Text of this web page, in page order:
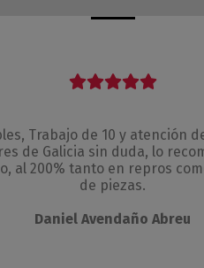
Trabajo de 10 y atención
de Galicia sin duda, lo
al 200% tanto en repros
de piezas.
Daniel Avendaño Abreu